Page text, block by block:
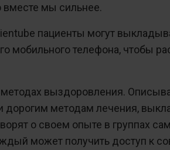
вместе мы сильнее.
пациенты могут
мобильного телефона, чтобы
методах выздоровления.
дорогим методам лечения,
о своем опыте в группах
может получить доступ к